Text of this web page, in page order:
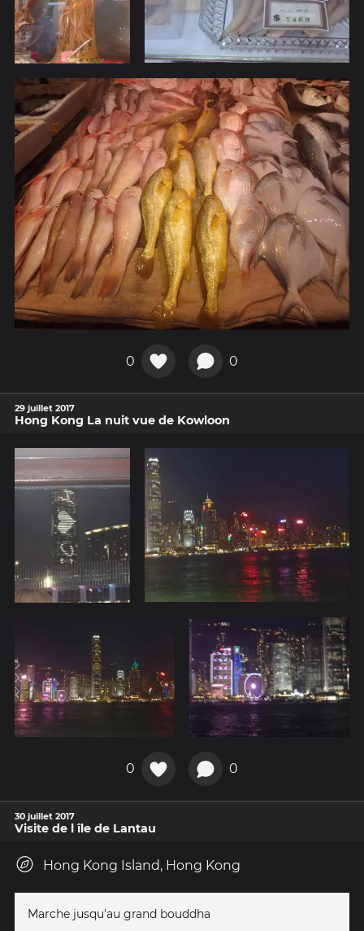
0 0
29 juillet 2017
Hong Kong La nuit vue de Kowloon
0 0
30 juillet 2017
Visite de l île de Lantau
Hong Kong Island, Hong Kong
Marche jusqu'au grand bouddha